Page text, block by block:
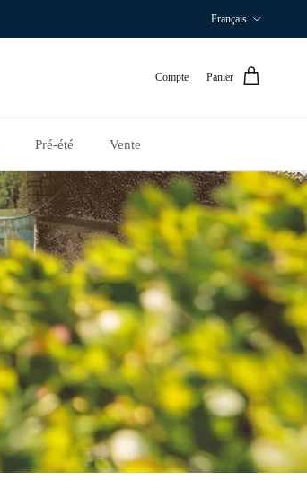
Français
Compte Panier
Pré-été Vente